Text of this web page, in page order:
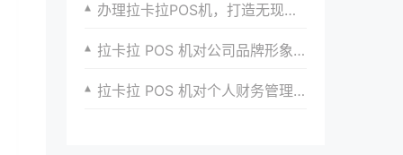
办理拉卡拉POS机，打造无现金支付时代的新风
拉卡拉 POS 机对公司品牌形象的影响
拉卡拉 POS 机对个人财务管理的帮助